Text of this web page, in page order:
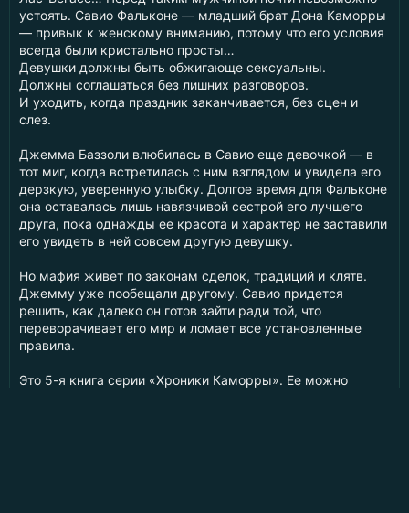
устоять. Савио Фальконе — младший брат Дона Каморры
— привык к женскому вниманию, потому что его условия
всегда были кристально просты…
Девушки должны быть обжигающе сексуальны.
Должны соглашаться без лишних разговоров.
И уходить, когда праздник заканчивается, без сцен и
слез.
Джемма Баззоли влюбилась в Савио еще девочкой — в
тот миг, когда встретилась с ним взглядом и увидела его
дерзкую, уверенную улыбку. Долгое время для Фальконе
она оставалась лишь навязчивой сестрой его лучшего
друга, пока однажды ее красота и характер не заставили
его увидеть в ней совсем другую девушку.
Но мафия живет по законам сделок, традиций и клятв.
Джемму уже пообещали другому. Савио придется
решить, как далеко он готов зайти ради той, что
переворачивает его мир и ломает все установленные
правила.
Это 5-я книга серии «Хроники Каморры». Ее можно